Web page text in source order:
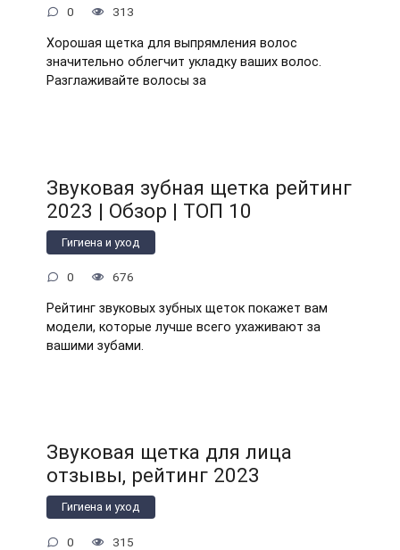
0 313
Хорошая щетка для выпрямления волос
значительно облегчит укладку ваших волос.
Разглаживайте волосы за
Звуковая зубная щетка рейтинг
2023 | Обзор | ТОП 10
Гигиена и уход
0 676
Рейтинг звуковых зубных щеток покажет вам
модели, которые лучше всего ухаживают за
вашими зубами.
Звуковая щетка для лица
отзывы, рейтинг 2023
Гигиена и уход
0 315